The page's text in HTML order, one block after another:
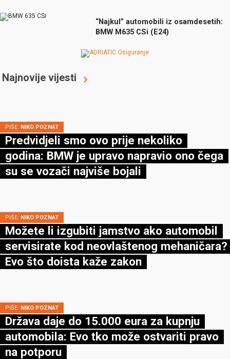
“Najkul” automobili iz osamdesetih:
BMW M635 CSi (E24)
Najnovije vijesti
PIŠE: NIKO POZNAT
Predvidjeli smo ovo prije nekoliko
godina: BMW je upravo napravio ono čega
su se vozači najviše bojali
PIŠE: NIKO POZNAT
Možete li izgubiti jamstvo ako automobil
servisirate kod neovlaštenog mehaničara?
Evo što doista kaže zakon
PIŠE: NIKO POZNAT
Država daje do 15.000 eura za kupnju
automobila: Evo tko može ostvariti pravo
na potporu